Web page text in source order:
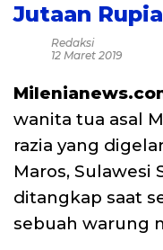
Jutaan
Redaksi
12 Maret 2019
wanita tua asal
razia yang
Maros, Sulawesi
ditangkap saat
sebuah warung